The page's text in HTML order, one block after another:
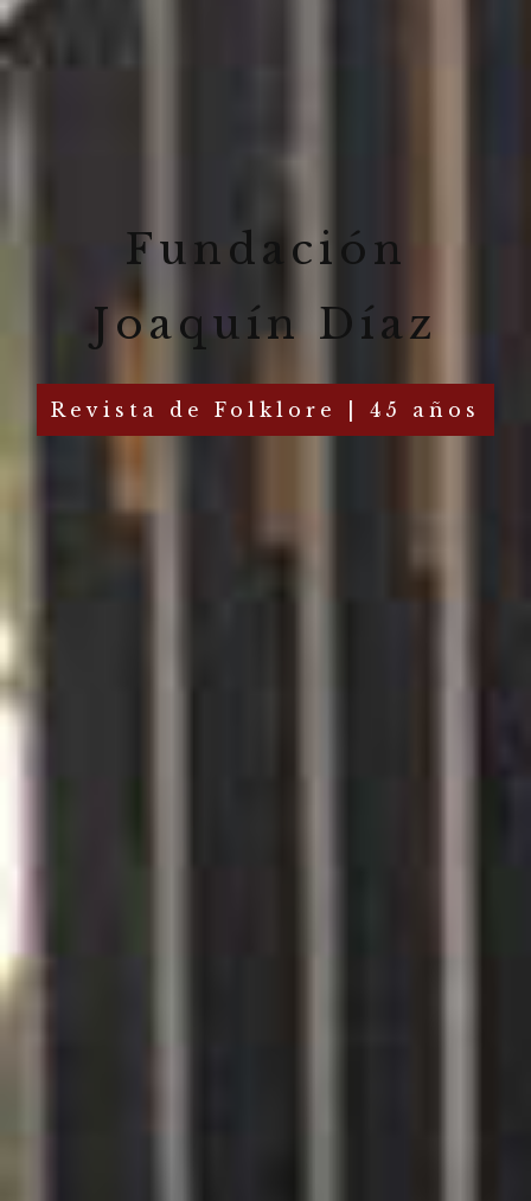
Fundación
Joaquín Díaz
Revista de Folklore | 45 años